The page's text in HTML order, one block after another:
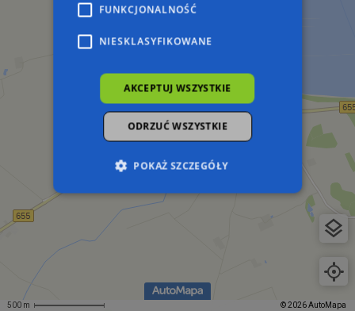
500 m © 2026 AutoMapa
FUNKCJONALNOŚĆ
NIESKLASYFIKOWANE
AKCEPTUJ WSZYSTKIE
ODRZUĆ WSZYSTKIE
POKAŻ SZCZEGÓŁY
Niezbędne
podstawowych funkcji strony internetowej,
takich jak logowanie użytkownika i zarządzanie